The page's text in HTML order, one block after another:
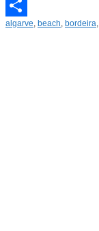
Copy
Link
Share
algarve, beach, bordeira,